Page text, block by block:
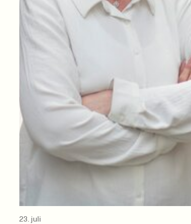
23. juli